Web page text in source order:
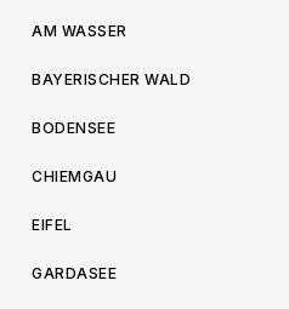
AM WASSER
BAYERISCHER WALD
BODENSEE
CHIEMGAU
EIFEL
GARDASEE